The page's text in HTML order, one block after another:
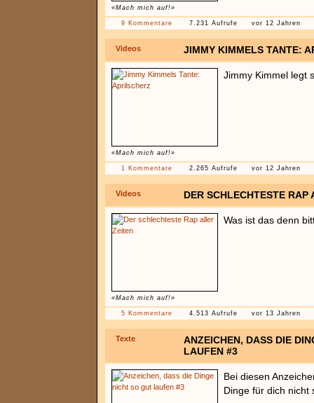
«Mach mich auf!»
9 Kommentare 7.231 Aufrufe vor 12 Jahren
Videos JIMMY KIMMELS TANTE:
«Mach mich auf!»
Jimmy Kimmel legt
1 Kommentare 2.265 Aufrufe vor 12 Jahren
Videos DER SCHLECHTESTE RAP
«Mach mich auf!»
Was ist das denn
5 Kommentare 4.513 Aufrufe vor 13 Jahren
Texte
ANZEICHEN, DASS DIE
LAUFEN #3
Bei diesen
Dinge für dich nicht